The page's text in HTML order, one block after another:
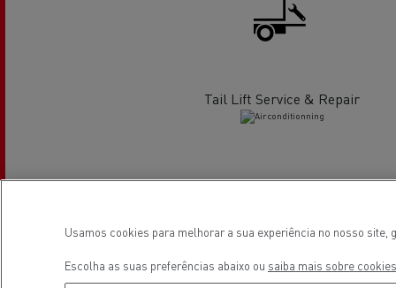
Veja os camiões disponíveis no
Tail Lift Service & Repair
Air conditionning
Usamos cookies para melhorar a sua experiência no nosso
Escolha as suas preferências abaixo ou saiba mais sobre cookies.